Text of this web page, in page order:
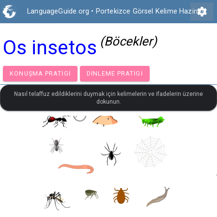
LanguageGuide.org • Portekizce Görsel Kelime Hazinesi
settings
Os insetos (Böcekler)
KONUŞMA PRATIGI DINLEME PRATIGI
Nasıl telaffuz edildiklerini duymak için kelimelerin ve ifadelerin üzerine
dokunun.